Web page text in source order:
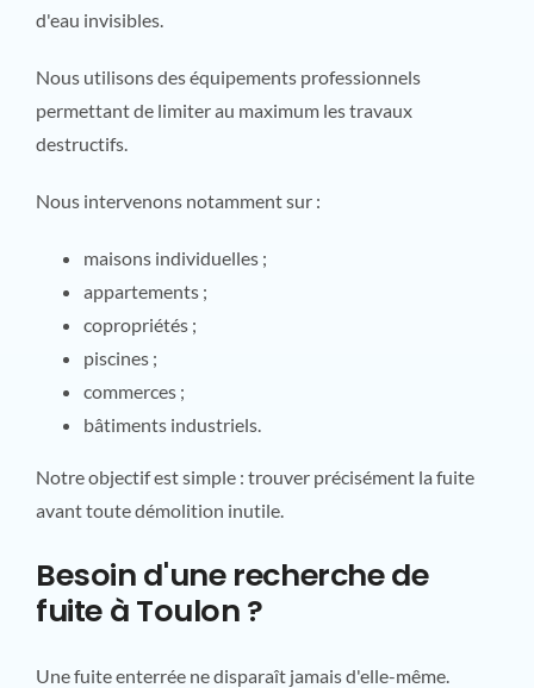
d'eau invisibles.
Nous utilisons des équipements professionnels
permettant de limiter au maximum les travaux
destructifs.
Nous intervenons notamment sur :
maisons individuelles ;
appartements ;
copropriétés ;
piscines ;
commerces ;
bâtiments industriels.
Notre objectif est simple : trouver précisément la fuite
avant toute démolition inutile.
Besoin d'une recherche de
fuite à Toulon ?
Une fuite enterrée ne disparaît jamais d'elle-même.